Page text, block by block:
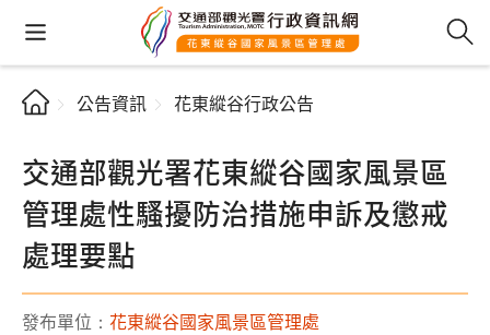
公告資訊 花東縱谷行政公告
交通部觀光署花東縱谷國家風景區
管理處性騷擾防治措施申訴及懲戒
處理要點
發布單位： 花東縱谷國家風景區管理處